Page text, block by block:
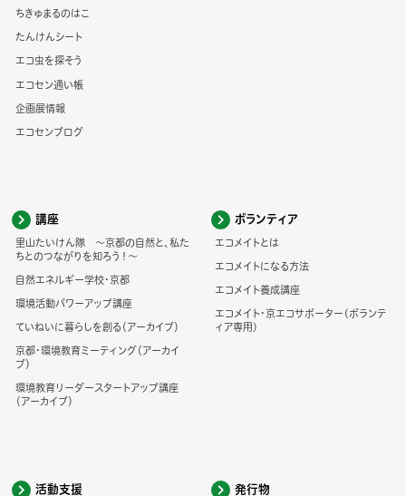
ちきゅまるのはこ
たんけんシート
エコ虫を探そう
エコセン通い帳
企画展情報
エコセンブログ
講座
里山たいけん隊 ～京都の自然と、私た
ちとのつながりを知ろう！～
自然エネルギー学校・京都
環境活動パワーアップ講座
ていねいに暮らしを創る（アーカイブ）
京都・環境教育ミーティング（アーカイ
ブ）
環境教育リーダースタートアップ講座
（アーカイブ）
ボランティア
エコメイトとは
エコメイトになる方法
エコメイト養成講座
エコメイト・京エコサポーター(ボランテ
ィア専用)
活動支援 発行物